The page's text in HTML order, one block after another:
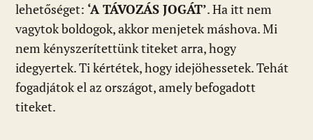
lehetőséget: ‘A TÁVOZÁS JOGÁT’. Ha itt nem
vagytok boldogok, akkor menjetek máshova. Mi
nem kényszerítettünk titeket arra, hogy
idegyertek. Ti kértétek, hogy idejöhessetek. Tehát
fogadjátok el az országot, amely befogadott
titeket.